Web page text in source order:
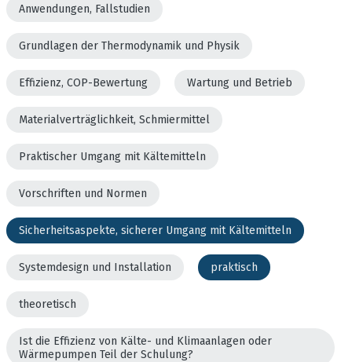
Anwendungen, Fallstudien
Grundlagen der Thermodynamik und Physik
Effizienz, COP-Bewertung Wartung und Betrieb
Materialverträglichkeit, Schmiermittel
Praktischer Umgang mit Kältemitteln
Vorschriften und Normen
Sicherheitsaspekte, sicherer Umgang mit Kältemitteln
Systemdesign und Installation praktisch
theoretisch
Ist die Effizienz von Kälte- und Klimaanlagen oder
Wärmepumpen Teil der Schulung?